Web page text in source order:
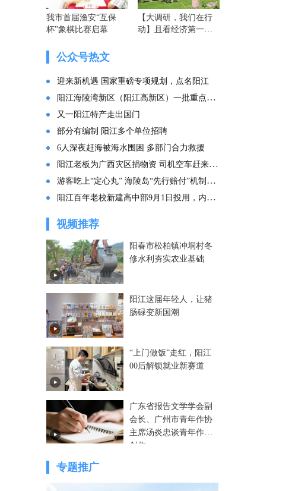
我市首届渔安“互保
杯”象棋比赛启幕
【大调研，我们在行
动】且看经济第一大
公众号热文
迎来新机遇 国家重磅专项规划，点名阳江
阳江海陵湾新区（阳江高新区）一批重点项目集中投产
又一阳江特产走出国门
部分有编制 阳江多个单位招聘
6人深夜赶海被海水围困 多部门合力救援
阳江老板为广西灾区捐物资 司机空车赶来：“免费拉！”
游客吃上“定心丸” 海陵岛“先行赔付”机制来了
阳江百年老校新建高中部9月1日投用，内部环境曝光
视频推荐
阳春市松柏镇冲垌村冬
修水利夯实农业基础
阳江这届年轻人，让猪
肠碌变新国潮
“上门做饭”走红，阳江
00后解锁就业新赛道
广东省报告文学学会副
会长、广州市青年作协
主席汤炎忠谈青年作家
创作
专题推广